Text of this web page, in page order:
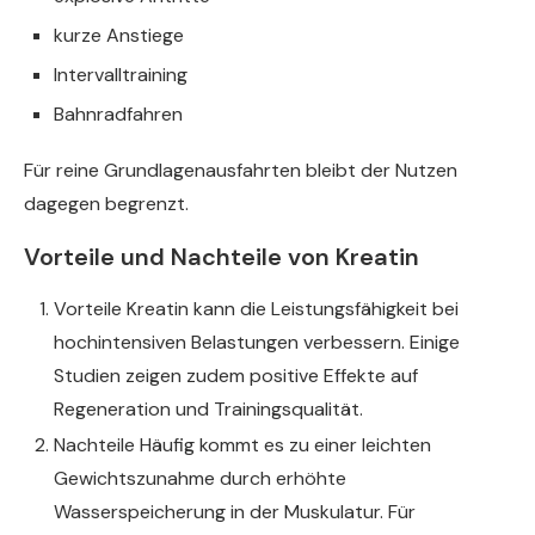
kurze Anstiege
Intervalltraining
Bahnradfahren
Für reine Grundlagenausfahrten bleibt der Nutzen
dagegen begrenzt.
Vorteile und Nachteile von Kreatin
Vorteile Kreatin kann die Leistungsfähigkeit bei
hochintensiven Belastungen verbessern. Einige
Studien zeigen zudem positive Effekte auf
Regeneration und Trainingsqualität.
Nachteile Häufig kommt es zu einer leichten
Gewichtszunahme durch erhöhte
Wasserspeicherung in der Muskulatur. Für